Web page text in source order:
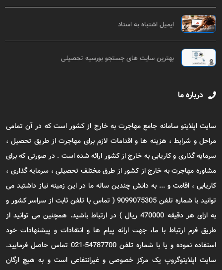
ایمیل اشتباه به استاد
بهترین سایت های جستجو بورسیه تحصیلی
درباره ما
سایت اپلایتو سامانه جامع مهاجرت به خارج از کشور است که در آن تمامی
مراحل و شرایط ، هزینه ها و اقدامات لازم برای مهاجرت از طریق تحصیل ،
سرمایه گذاری و کاریابی به خارج از کشور ارائه شده است . در صورتی که برای
مشاوره مهاجرت به خارج از کشور از طرق مختلف تحصیلی ، سرمایه گذاری ،
کاریابی ، اقامت و ... به دانش چندین ساله ما در این زمینه نیاز داشتید می
توانید با شماره تلفن 9099075305 ( تماس با تلفن ثابت از سراسر کشور و
به ازای هر دقیقه 470000 ریال ) در ارتباط باشید. همچنین می توانید از
طریق فرم ارتباط با ما، جهت ارائه پیام ها و انتقادات و پیشنهادات خود
استفاده نموده و یا با شماره تلفن 54787700-021 تماس حاصل فرمایید.
سایت اپلایتوگروپ یک مرکز خصوصی و غیرانتفاعی است و به هیچ ارگان